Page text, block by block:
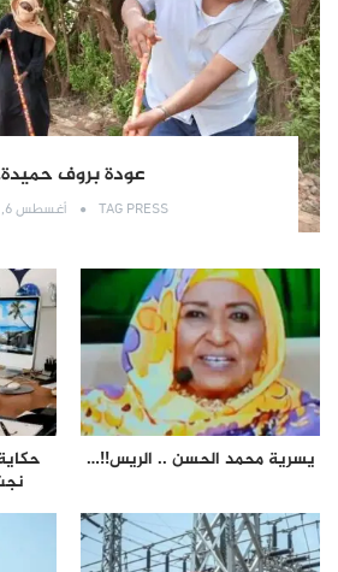
عودة بروف
TAG PRESS أغسطس 6, 2026
يسرية محمد الحسن .. الريس!!…